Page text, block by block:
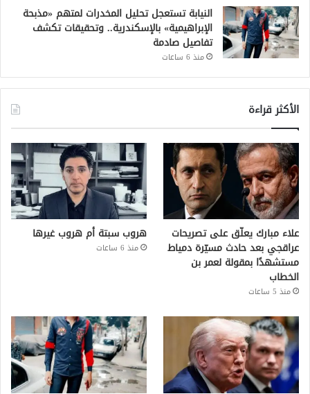
النيابة تستعجل تحليل المخدرات لمتهم «مذبحة
الإبراهيمية» بالإسكندرية.. وتحقيقات تكشف
تفاصيل صادمة
منذ 6 ساعات
الأكثر قراءة
علاء مبارك يعلّق على تصريحات
عراقجي بعد حادث مسيّرة دمياط
مستشهدًا بمقولة لعمر بن
الخطاب
منذ 5 ساعات
هروب سبتة أم هروب غيرها
منذ 6 ساعات